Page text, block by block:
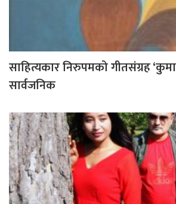
साहित्यकार निरुपमको गीतसंग्रह
सार्वजनिक